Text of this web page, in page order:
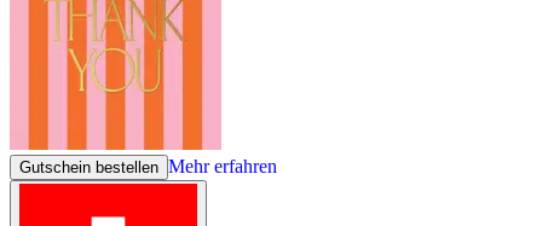
Gutschein bestellen Mehr erfahren